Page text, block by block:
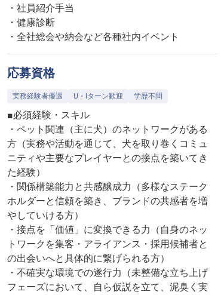
・社員紹介手当
・健康診断
・全社総会や納会など各種社内イベント
応募資格
実務経験者優遇 U・Iターン歓迎 学歴不問
■必須経験・スキル
・ペット関連（主に犬）のネットワークがある
方（実務や活動を通じて、犬を取り巻くコミュ
ニティや主要なプレイヤーとの接点を築いてき
た経験）
・関係構築能力と共感醸成力（多様なステーク
ホルダーと信頼を築き、ブランドの共感者を増
やしていける方）
・接点を「価値」に変換できる力（自身のネッ
トワークを集客・アライアンス・採用候補者と
の出会いへと具体的に繋げられる方）
・不確実な環境での遂行力（未整備な立ち上げ
フェーズにおいて、自ら仮説を立て、泥臭く実